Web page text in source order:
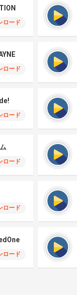
ロード
ロード
ロード
ロード
ロード
ロード